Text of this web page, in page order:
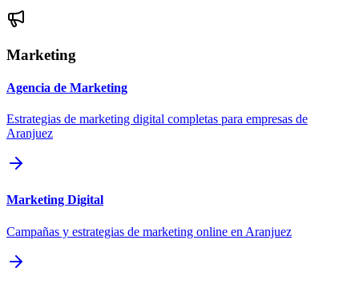
Marketing
Agencia de Marketing
Estrategias de marketing digital completas para empresas de
Aranjuez
Marketing Digital
Campañas y estrategias de marketing online en Aranjuez